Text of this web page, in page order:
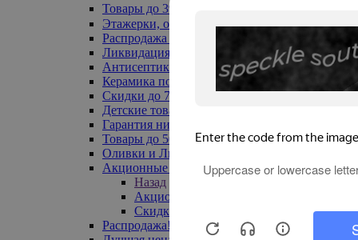
Товары до 399₽
Этажерки, обувницы
Распродажа текстиля до -50%
Ликвидация до -70%
Антисептики
Керамика по 129 руб
Скидки до 70%
Детские товары
Гарантия низкой цены
Товары до 500 руб
Оливки и Лимоны
Акционные товары
Назад
Акционные товары
Скидка 20% по промокоду
Распродажа! Ульяновск до -70%